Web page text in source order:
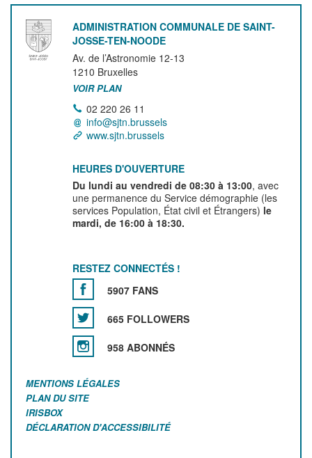
ADMINISTRATION COMMUNALE DE SAINT-
JOSSE-TEN-NOODE
Av. de l’Astronomie 12-13
1210 Bruxelles
VOIR PLAN
02 220 26 11
info@sjtn.brussels
www.sjtn.brussels
HEURES D'OUVERTURE
Du lundi au vendredi de 08:30 à 13:00, avec
une permanence du Service démographie (les
services Population, État civil et Étrangers) le
mardi, de 16:00 à 18:30.
RESTEZ CONNECTÉS !
5907 FANS
665 FOLLOWERS
958 ABONNÉS
MENTIONS LÉGALES
PLAN DU SITE
IRISBOX
DÉCLARATION D'ACCESSIBILITÉ